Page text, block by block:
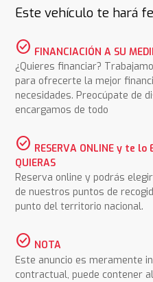
Este vehículo te hará
check_circle FINANCIACIÓN A SU
¿Quieres financiar?
para ofrecerte la mejor
necesidades. Preocúpate de
encargamos de todo
check_circle RESERVA ONLINE y te lo
QUIERAS
Reserva online y podrás
de nuestros puntos de
punto del territorio nacional.
check_circle NOTA
Este anuncio es meramente
contractual, puede contener